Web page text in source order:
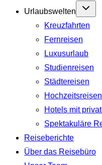
Urlaubswelten
Kreuzfahrten
Fernreisen
Luxusurlaub
Studienreisen
Städtereisen
Hochzeitsreisen
Hotels mit
Spektakuläre
Reiseberichte
Über das Reisebüro